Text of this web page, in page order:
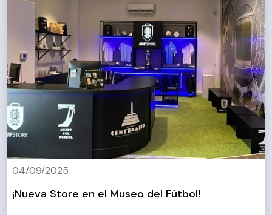
04/09/2025
¡Nueva Store en el Museo del Fútbol!